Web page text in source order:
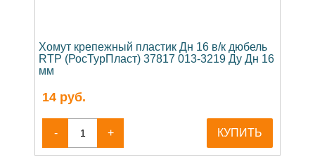
Хомут крепежный пластик Дн 16 в/к дюбель
RTP (РосТурПласт) 37817 013-3219 Ду Дн 16
мм
14 руб.
- + КУПИТЬ